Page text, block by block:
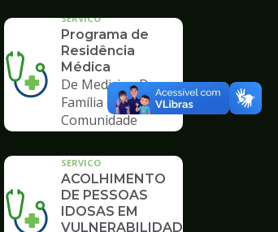
SERVICO
Programa de
Residência
Médica
De Medicina De
Família e
Comunidade
SERVICO
ACOLHIMENTO
DE PESSOAS
IDOSAS EM
VULNERABILIDADE